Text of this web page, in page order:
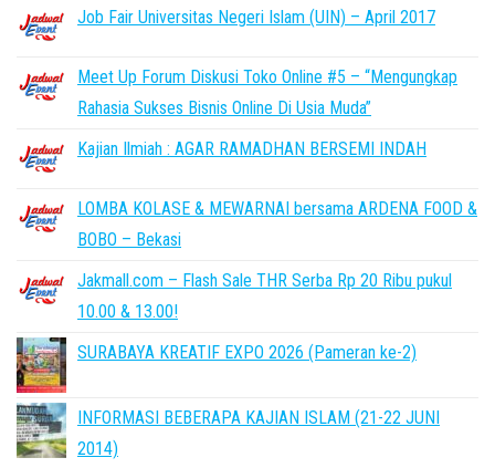
Job Fair Universitas Negeri Islam (UIN) – April 2017
Meet Up Forum Diskusi Toko Online #5 – “Mengungkap
Rahasia Sukses Bisnis Online Di Usia Muda”
Kajian Ilmiah : AGAR RAMADHAN BERSEMI INDAH
LOMBA KOLASE & MEWARNAI bersama ARDENA FOOD &
BOBO – Bekasi
Jakmall.com – Flash Sale THR Serba Rp 20 Ribu pukul
10.00 & 13.00!
SURABAYA KREATIF EXPO 2026 (Pameran ke-2)
INFORMASI BEBERAPA KAJIAN ISLAM (21-22 JUNI
2014)